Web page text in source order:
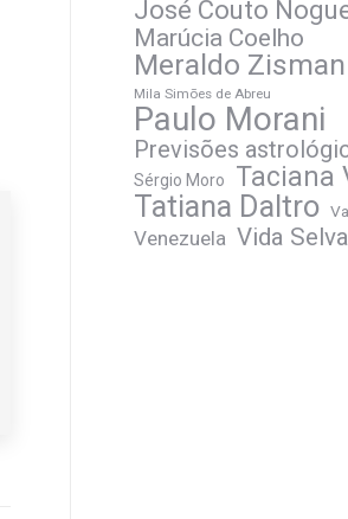
José Couto
Marúcia Coelho
Meraldo Zisman
Mila Simões de Abreu
Paulo Morani
Previsões
Sérgio Moro Taciana
Tatiana Daltro
Venezuela Vida